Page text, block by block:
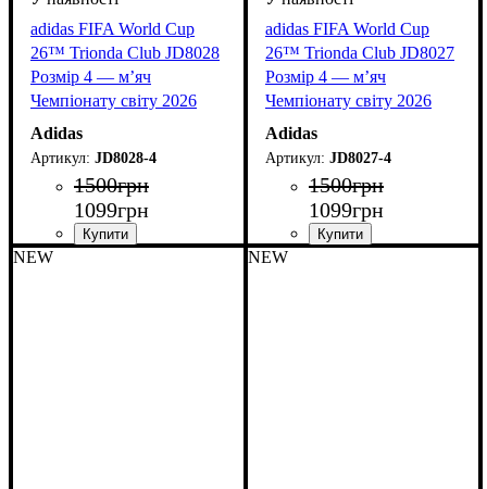
adidas FIFA World Cup
26™ Trionda Club JD8028
Розмір 4 — м’яч
Чемпіонату світу 2026
Adidas
JD8028-4
1500грн
1099грн
adidas FIFA World Cup
26™ Trionda Club JD8027
Розмір 4 — м’яч
Чемпіонату світу 2026
Adidas
JD8027-4
1500грн
1099грн
NEW NEW